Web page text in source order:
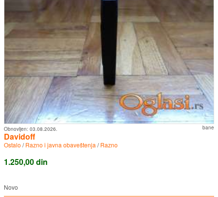
bane
Obnovljen: 03.08.2026.
Davidoff
Ostalo /Razno i javna obaveštenja /Razno
1.250,00 din
Novo